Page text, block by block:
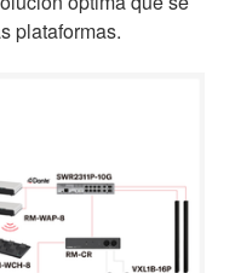
plataformas.